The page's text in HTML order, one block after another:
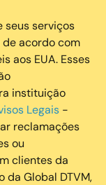
seus serviços
de acordo com
aos EUA. Esses
instituição
Legais -
reclamações
ou
clientes da
da Global DTVM,